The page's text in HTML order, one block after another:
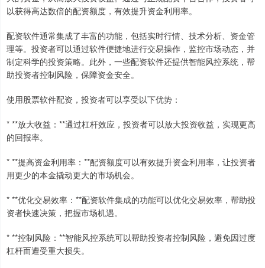
以获得高达数倍的配资额度，有效提升资金利用率。
配资软件通常集成了丰富的功能，包括实时行情、技术分析、资金管
理等。投资者可以通过软件便捷地进行交易操作，监控市场动态，并
制定科学的投资策略。此外，一些配资软件还提供智能风控系统，帮
助投资者控制风险，保障资金安全。
使用股票软件配资，投资者可以享受以下优势：
* **放大收益：**通过杠杆效应，投资者可以放大投资收益，实现更高
的回报率。
* **提高资金利用率：**配资额度可以有效提升资金利用率，让投资者
用更少的本金撬动更大的市场机会。
* **优化交易效率：**配资软件集成的功能可以优化交易效率，帮助投
资者快速决策，把握市场机遇。
* **控制风险：**智能风控系统可以帮助投资者控制风险，避免因过度
杠杆而遭受重大损失。